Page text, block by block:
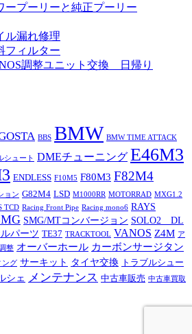
ープーリーと純正プーリー
ル漏れ修理
フィルター
調整ユニット交換 日帰り
BBS BMW BMW TIME ATTACK
シュート DMEチューニング E46M3
ENDLESS F10M5 F80M3 F82M4
ョン G82M4 LSD M1000RR MOTORRAD MXG1.2
TCD Racing Front Pipe Racing mono6 RAYS
SMG/MTコンバージョン SOLO2 DL
パーツ TE37 TRACKTOOL VANOS Z4M ア
整 オーバーホール カーボンサージタン
ング サーキット タイヤ交換
トラブルシュー
シェ メンテナンス 中古車販売 中古車買取